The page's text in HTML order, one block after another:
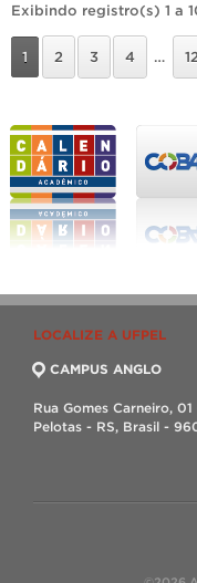
Exibindo registro(s) 1 a
1 2 3 4 … 12
LOCALIZE A UFPEL
CAMPUS ANGLO
Rua Gomes Carneiro,
Pelotas - RS, Brasil -